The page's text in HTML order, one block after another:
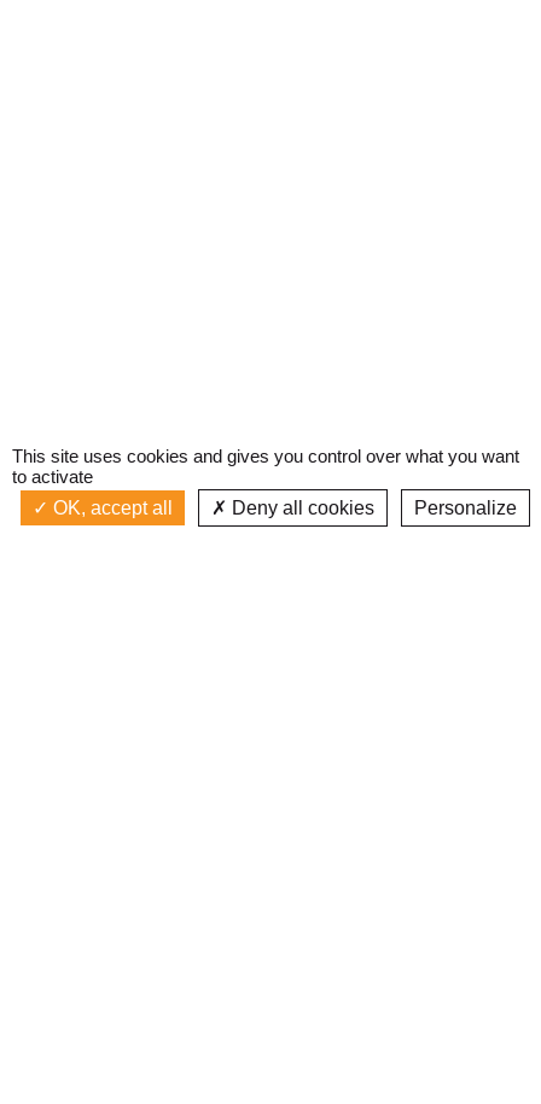
Émission à l'antenne
Actualités La radio
This site uses cookies and gives you control over what you want
to activate
OK, accept all
Deny all cookies
Personalize